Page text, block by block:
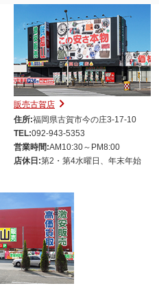
販売古賀店
住所:福岡県古賀市今の庄3-17-10
TEL:092-943-5353
営業時間:AM10:30～PM8:00
店休日:第2・第4水曜日、年末年始